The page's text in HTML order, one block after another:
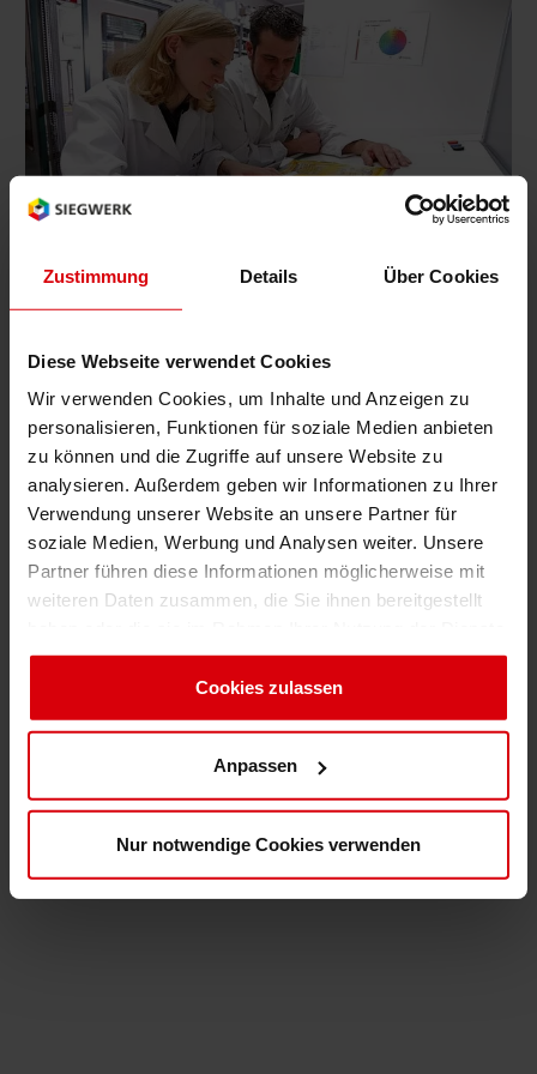
Zustimmung Details Über Cookies
Diese Webseite verwendet Cookies
Wir verwenden Cookies, um Inhalte und Anzeigen zu
personalisieren, Funktionen für soziale Medien anbieten
zu können und die Zugriffe auf unsere Website zu
analysieren. Außerdem geben wir Informationen zu Ihrer
Verwendung unserer Website an unsere Partner für
soziale Medien, Werbung und Analysen weiter. Unsere
Partner führen diese Informationen möglicherweise mit
weiteren Daten zusammen, die Sie ihnen bereitgestellt
gesammelt haben. Sie geben Einwilligung zu unseren
Cookies, wenn Sie unsere Webseite weiterhin nutzen.
Cookies zulassen
Anpassen
Nur notwendige Cookies verwenden
Wir entwickeln nicht nur kundenspezifische
Farben und Lacke, sondern bieten auch
unterstützende Dienstleistungen rund um den
unsere Kunden erfolgreich sind.
Mehr erfahren